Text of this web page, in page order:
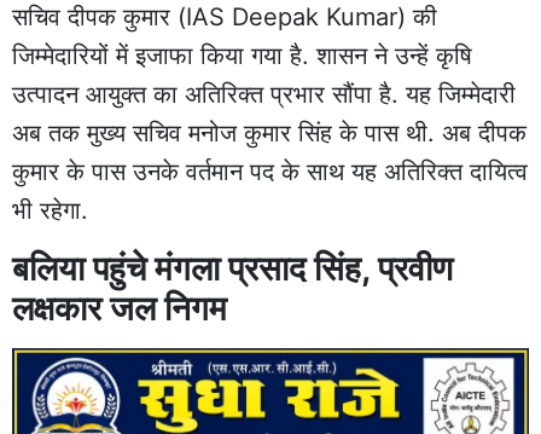
सचिव दीपक कुमार (IAS Deepak Kumar) की
जिम्मेदारियों में इजाफा किया गया है. शासन ने उन्हें कृषि
उत्पादन आयुक्त का अतिरिक्त प्रभार सौंपा है. यह जिम्मेदारी
अब तक मुख्य सचिव मनोज कुमार सिंह के पास थी. अब दीपक
कुमार के पास उनके वर्तमान पद के साथ यह अतिरिक्त दायित्व
भी रहेगा.
बलिया पहुंचे मंगला प्रसाद सिंह, प्रवीण
लक्षकार जल निगम